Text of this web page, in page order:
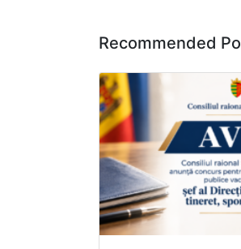
Recommended